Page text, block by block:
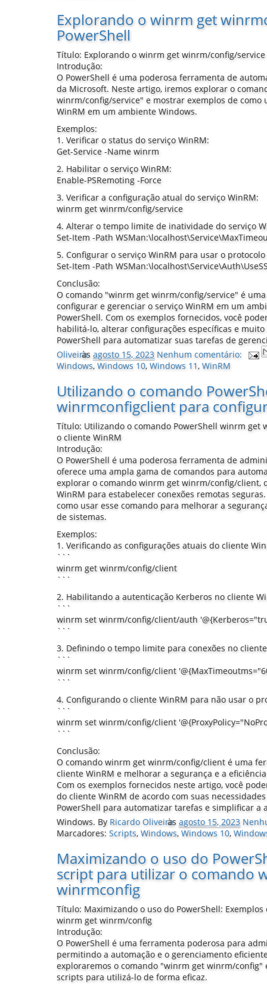
Explorando o winrm get
PowerShell
Título: Explorando o winrm get winrm/config/service
Introdução:
O PowerShell é uma poderosa ferramenta de
da Microsoft. Neste artigo, iremos explorar o
winrm/config/service" e mostrar exemplos de
WinRM em um ambiente Windows.
Exemplos:
1. Verificar o status do serviço WinRM:
Get-Service -Name winrm
2. Habilitar o serviço WinRM:
Enable-PSRemoting -Force
3. Verificar a configuração atual do serviço WinRM:
winrm get winrm/config/service
4. Alterar o tempo limite de inatividade do serviço
Set-Item -Path
5. Configurar o serviço WinRM para usar o protocolo
Set-Item -Path
Conclusão:
O comando "winrm get winrm/config/service" é
configurar e gerenciar o serviço WinRM em um
PowerShell. Com os exemplos fornecidos, você
habilitá-lo, alterar configurações específicas e
PowerShell para automatizar suas tarefas de
Oliveira
às agosto 15, 2023 Nenhum comentário:
Windows, Windows 10, Windows 11, WinRM
Utilizando o comando
winrmconfigclient para
Título: Utilizando o comando PowerShell winrm
o cliente WinRM
Introdução:
O PowerShell é uma poderosa ferramenta de
oferece uma ampla gama de comandos para
explorar o comando winrm get winrm/config/client,
WinRM para estabelecer conexões remotas
como usar esse comando para melhorar a
de sistemas.
Exemplos:
1. Verificando as configurações atuais do cliente
```
winrm get winrm/config/client
```
2. Habilitando a autenticação Kerberos no cliente
```
winrm set winrm/config/client/auth
```
3. Definindo o tempo limite para conexões no
```
winrm set winrm/config/client
```
4. Configurando o cliente WinRM para não usar o
```
winrm set winrm/config/client
```
Conclusão:
O comando winrm get winrm/config/client é uma
cliente WinRM e melhorar a segurança e a
Com os exemplos fornecidos neste artigo, você
do cliente WinRM de acordo com suas
PowerShell para automatizar tarefas e simplificar a
Windows. By Ricardo Oliveira
às agosto 15, 2023
Marcadores: Scripts, Windows, Windows 10,
Maximizando o uso do
script para utilizar o comando
winrmconfig
Título: Maximizando o uso do PowerShell:
winrm get winrm/config
Introdução:
O PowerShell é uma ferramenta poderosa para
permitindo a automação e o gerenciamento
exploraremos o comando "winrm get winrm/config"
scripts para utilizá-lo de forma eficaz.